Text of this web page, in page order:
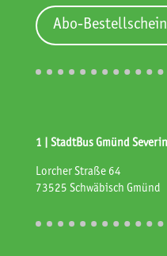
Abo-
1 | StadtBus Gmünd
Lorcher Straße 64
73525 Schwäbisch Gmünd